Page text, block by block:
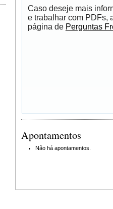
Caso deseje mais
e trabalhar com PDFs,
página de Perguntas
Apontamentos
Não há apontamentos.